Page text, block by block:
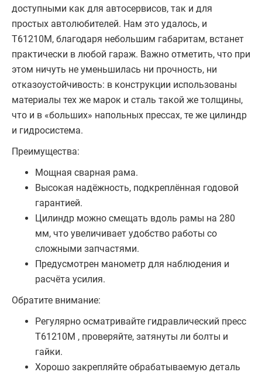
доступными как для автосервисов, так и для
простых автолюбителей. Нам это удалось, и
T61210M, благодаря небольшим габаритам, встанет
практически в любой гараж. Важно отметить, что при
этом ничуть не уменьшилась ни прочность, ни
отказоустойчивость: в конструкции использованы
материалы тех же марок и сталь такой же толщины,
что и в «больших» напольных прессах, те же цилиндр
и гидросистема.
Преимущества:
Мощная сварная рама.
Высокая надёжность, подкреплённая годовой
гарантией.
Цилиндр можно смещать вдоль рамы на 280
мм, что увеличивает удобство работы со
сложными запчастями.
Предусмотрен манометр для наблюдения и
расчёта усилия.
Обратите внимание:
Регулярно осматривайте гидравлический пресс
T61210M , проверяйте, затянуты ли болты и
гайки.
Хорошо закрепляйте обрабатываемую деталь